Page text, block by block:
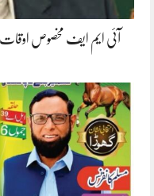
آئی ایم ایف مخصوص اوقات